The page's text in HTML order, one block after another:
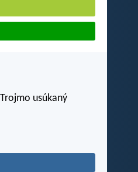
usúkaný